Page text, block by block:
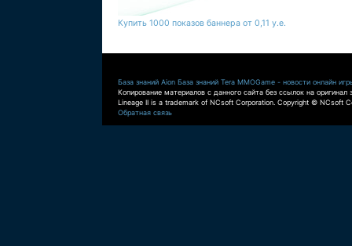
Купить 1000 показов баннера от 0,11 у.е.
База знаний Aion База знаний Tera MMOGame - новости онлайн
Копирование материалов с данного сайта без ссылок на оригинал
Lineage II is a trademark of NCsoft Corporation. Copyright © NCsoft
Обратная связь